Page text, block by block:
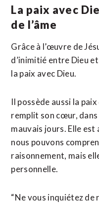
La paix avec
de l’âme
Grâce à l’œuvre de
d’inimitié entre Dieu
la paix avec Dieu.
Il possède aussi la
remplit son cœur, dans
mauvais jours. Elle
nous pouvons
raisonnement, mais
personnelle.
“Ne vous inquiétez de